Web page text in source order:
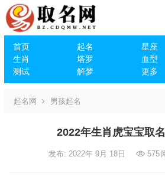
首页 起名 星座
生肖
塔罗 血型
测试
解梦 更多
起名网 男孩起名
2022年生肖虎宝宝取
发布: 2022年 9月 18日 575